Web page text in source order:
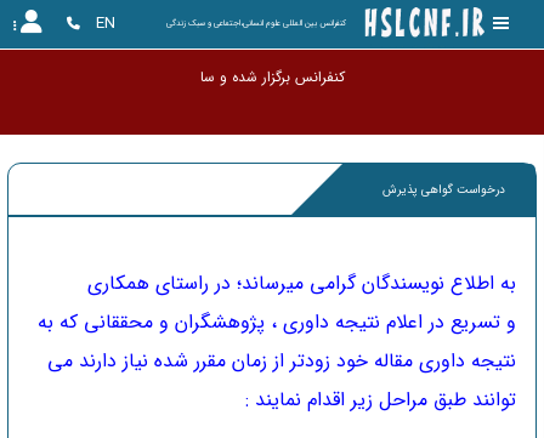
کنفرانس بین المللی علوم انسانی،اجتماعی و سبک زندگی EN
کنفرانس برگزار
درخواست گواهی پذیرش
به اطلاع نویسندگان گرامی میرساند؛ در راستای همکاری
و تسریع در اعلام نتیجه داوری ، پژوهشگران و محققانی که به
نتیجه داوری مقاله خود زودتر از زمان مقرر شده نیاز دارند می
توانند طبق مراحل زیر اقدام نمایند :